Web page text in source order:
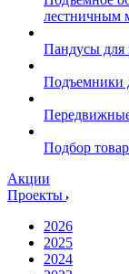
лестничным
Пандусы для
Подъемники
Подбор
Акции
Проекты
2026
2025
2024